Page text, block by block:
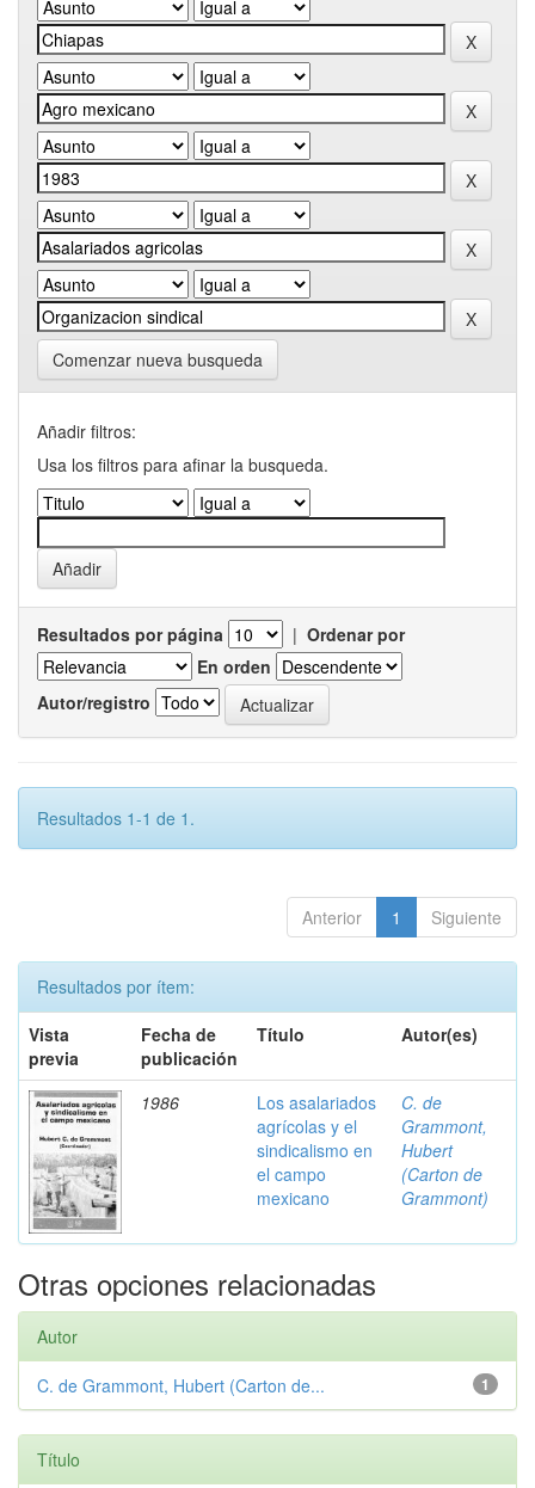
Comenzar nueva busqueda
Añadir filtros:
Usa los filtros para afinar la busqueda.
Resultados por página | Ordenar por
En orden
Autor/registro
Resultados 1-1 de 1.
Anterior 1 Siguiente
Resultados por ítem:
Vista
previa
Fecha de
publicación
Título Autor(es)
1986
Los asalariados
agrícolas y el
sindicalismo en
el campo
mexicano
C. de
Grammont,
Hubert
(Carton de
Grammont)
Otras opciones relacionadas
Autor
1
C. de Grammont, Hubert (Carton de...
Título